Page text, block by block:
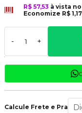
R$ 57,53 à vista
Economize R$ 1,17
- +
Calcule Frete e Prazo